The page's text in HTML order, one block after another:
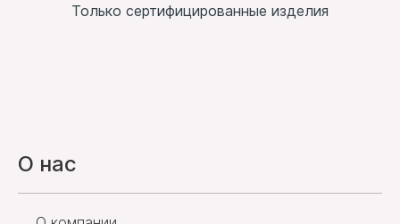
Только сертифицированные изделия
О нас